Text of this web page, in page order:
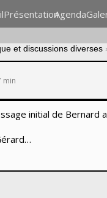
PrésentationAgenda
et discussions diverses ›
min
initial de Bernard